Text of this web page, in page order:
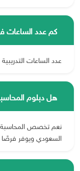
كم عدد الساعات
عدد الساعات التدريبية في دبلوم
هل دبلوم
نعم تخصص
السعودي ويوفر